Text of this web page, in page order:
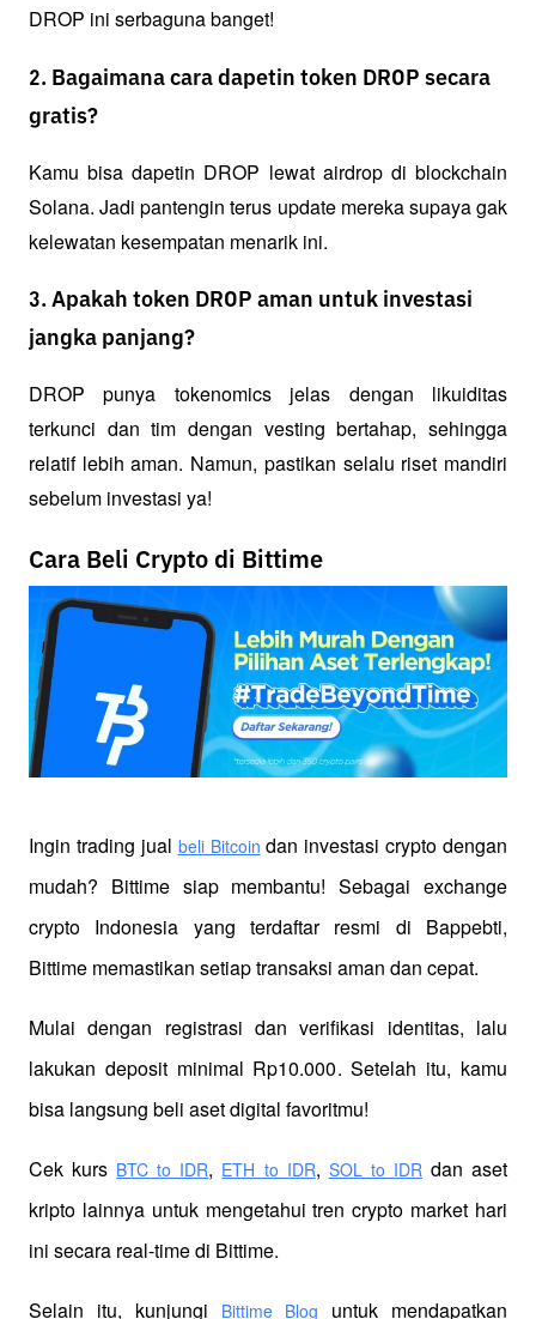
DROP ini serbaguna banget!
2. Bagaimana cara dapetin token DROP secara
gratis?
Kamu bisa dapetin DROP lewat airdrop di blockchain
Solana. Jadi pantengin terus update mereka supaya gak
kelewatan kesempatan menarik ini.
3. Apakah token DROP aman untuk investasi
jangka panjang?
DROP punya tokenomics jelas dengan likuiditas
terkunci dan tim dengan vesting bertahap, sehingga
relatif lebih aman. Namun, pastikan selalu riset mandiri
sebelum investasi ya!
Cara Beli Crypto di Bittime
Ingin trading jual beli Bitcoin dan investasi crypto dengan
mudah? Bittime siap membantu! Sebagai exchange
crypto Indonesia yang terdaftar resmi di Bappebti,
Bittime memastikan setiap transaksi aman dan cepat.
Mulai dengan registrasi dan verifikasi identitas, lalu
lakukan deposit minimal Rp10.000. Setelah itu, kamu
bisa langsung beli aset digital favoritmu!
Cek kurs BTC to IDR, ETH to IDR, SOL to IDR dan aset
kripto lainnya untuk mengetahui tren crypto market hari
ini secara real-time di Bittime.
Selain itu, kunjungi Bittime Blog untuk mendapatkan